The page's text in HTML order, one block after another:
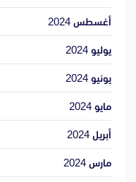
أغسطس 2024
يوليو 2024
يونيو 2024
مايو 2024
أبريل 2024
مارس 2024